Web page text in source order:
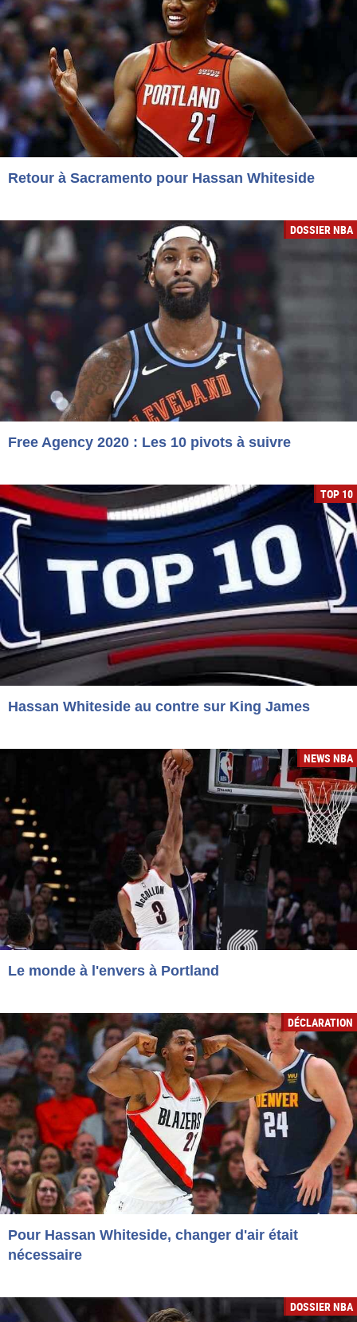
Retour à Sacramento pour Hassan Whiteside
DOSSIER NBA
Free Agency 2020 : Les 10 pivots à suivre
TOP 10
Hassan Whiteside au contre sur King James
NEWS NBA
Le monde à l'envers à Portland
DÉCLARATION
Pour Hassan Whiteside, changer d'air était
nécessaire
DOSSIER NBA